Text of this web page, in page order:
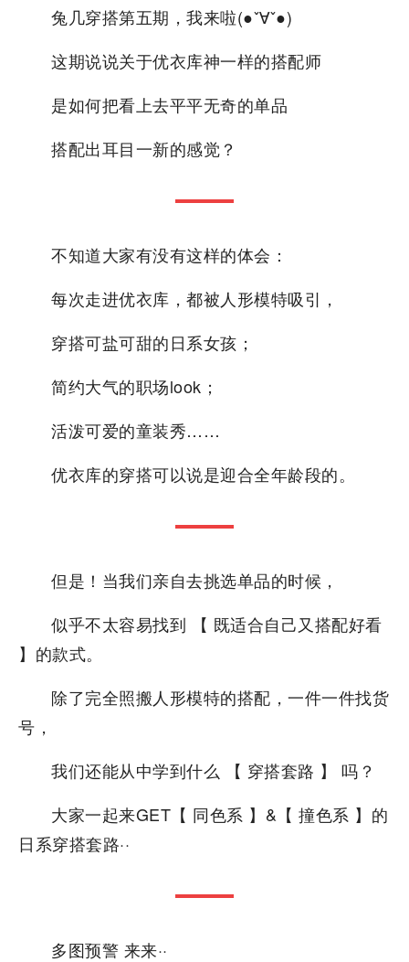
兔几穿搭第五期，我来啦(●ˇ∀ˇ●)
这期说说关于优衣库神一样的搭配师
是如何把看上去平平无奇的单品
搭配出耳目一新的感觉？
不知道大家有没有这样的体会：
每次走进优衣库，都被人形模特吸引，
穿搭可盐可甜的日系女孩；
简约大气的职场look；
活泼可爱的童装秀……
优衣库的穿搭可以说是迎合全年龄段的。
但是！当我们亲自去挑选单品的时候，
似乎不太容易找到 【 既适合自己又搭配好看
】的款式。
除了完全照搬人形模特的搭配，一件一件找货
号，
我们还能从中学到什么 【 穿搭套路 】 吗？
大家一起来GET【 同色系 】&【 撞色系 】的
日系穿搭套路··
多图预警 来来··